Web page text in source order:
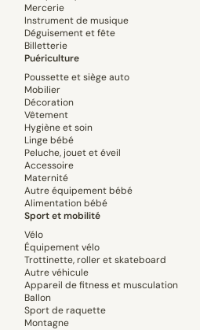
Mercerie
Instrument de musique
Déguisement et fête
Billetterie
Puériculture
Poussette et siège auto
Mobilier
Décoration
Vêtement
Hygiène et soin
Linge bébé
Peluche, jouet et éveil
Accessoire
Maternité
Autre équipement bébé
Alimentation bébé
Sport et mobilité
Vélo
Équipement vélo
Trottinette, roller et skateboard
Autre véhicule
Appareil de fitness et musculation
Ballon
Sport de raquette
Montagne